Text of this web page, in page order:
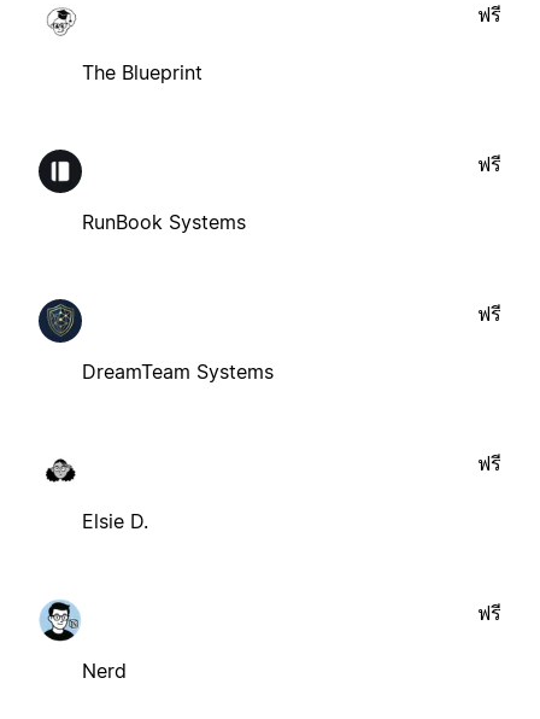
The Blueprint
ฟรี
RunBook Systems
ฟรี
DreamTeam Systems
ฟรี
Elsie D.
ฟรี
Nerd
ฟรี